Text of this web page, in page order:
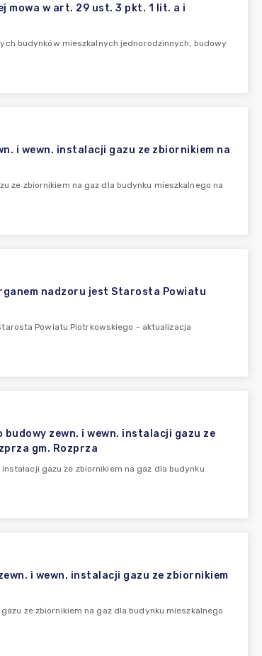
mowa w art. 29 ust. 3 pkt. 1 lit. a i
budynków mieszkalnych jednorodzinnych, budowy
i wewn. instalacji gazu ze zbiornikiem na
ze zbiornikiem na gaz dla budynku mieszkalnego na
nadzoru jest Starosta Powiatu
Powiatu Piotrkowskiego - aktualizacja
zewn. i wewn. instalacji gazu ze
gm. Rozprza
gazu ze zbiornikiem na gaz dla budynku
i wewn. instalacji gazu ze zbiornikiem
ze zbiornikiem na gaz dla budynku mieszkalnego